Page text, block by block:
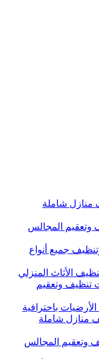
منازل شاملة
المجالس
جميع أنواع
الأثاث المنزلي
تنظيف وتعقيم
باحترافية
منازل شاملة
وتعقيم المجالس